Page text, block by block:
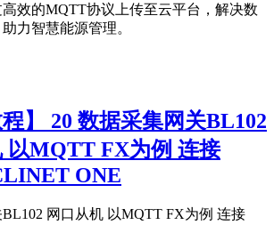
效的MQTT协议上传至云平台，解决数
力智慧能源管理。
程】 20 数据采集网关BL102
以MQTT FX为例 连接
ONE
网口从机 以MQTT FX为例 连接